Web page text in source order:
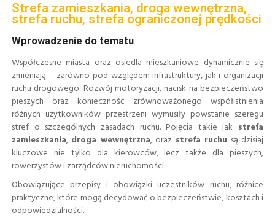
Strefa zamieszkania, droga wewnętrzna,
strefa ruchu, strefa ograniczonej prędkości
Wprowadzenie do tematu
Współczesne miasta oraz osiedla mieszkaniowe dynamicznie się
zmieniają – zarówno pod względem infrastruktury, jak i organizacji
ruchu drogowego. Rozwój motoryzacji, nacisk na bezpieczeństwo
pieszych oraz konieczność zrównoważonego współistnienia
różnych użytkowników przestrzeni wymusiły powstanie szeregu
stref o szczególnych zasadach ruchu. Pojęcia takie jak strefa
zamieszkania, droga wewnętrzna, oraz strefa ruchu są dzisiaj
kluczowe nie tylko dla kierowców, lecz także dla pieszych,
rowerzystów i zarządców nieruchomości.
Obowiązujące przepisy i obowiązki uczestników ruchu, różnice
praktyczne, które mogą decydować o bezpieczeństwie, kosztach i
odpowiedzialności.